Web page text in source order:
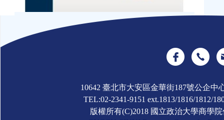
10642 臺北市大安區金華街187號公企中
TEL:02-2341-9151 ext.1813/1816/1812/
版權所有(C)2018 國立政治大學商學